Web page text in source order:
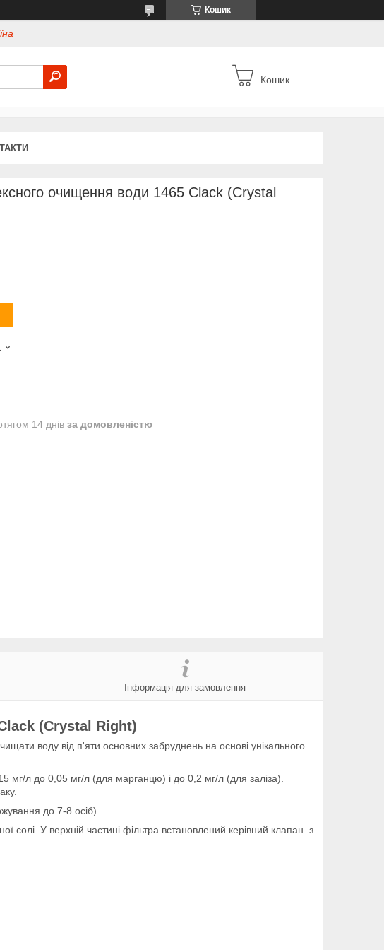
Кошик
Кошик
очищення води 1465 Clack (Crystal
14 днів за домовленістю
Інформація для замовлення
(Crystal Right)
воду від п'яти основних забруднень на основі унікального
мг/л до 0,05 мг/л (для марганцю) і до 0,2 мг/л (для заліза).
до 7-8 осіб).
солі. У верхній частині фільтра встановлений керівний клапан з